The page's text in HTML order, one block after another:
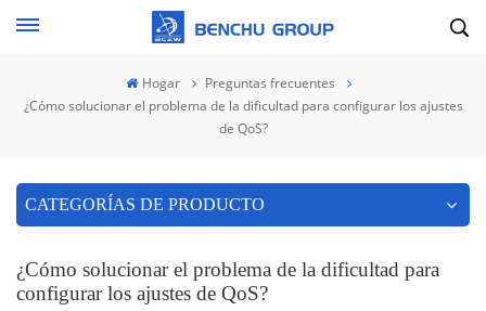
Hogar
Preguntas frecuentes
¿Cómo solucionar el problema de la dificultad para configurar los ajustes
de QoS?
CATEGORÍAS DE PRODUCTO
¿Cómo solucionar el problema de la dificultad para
configurar los ajustes de QoS?